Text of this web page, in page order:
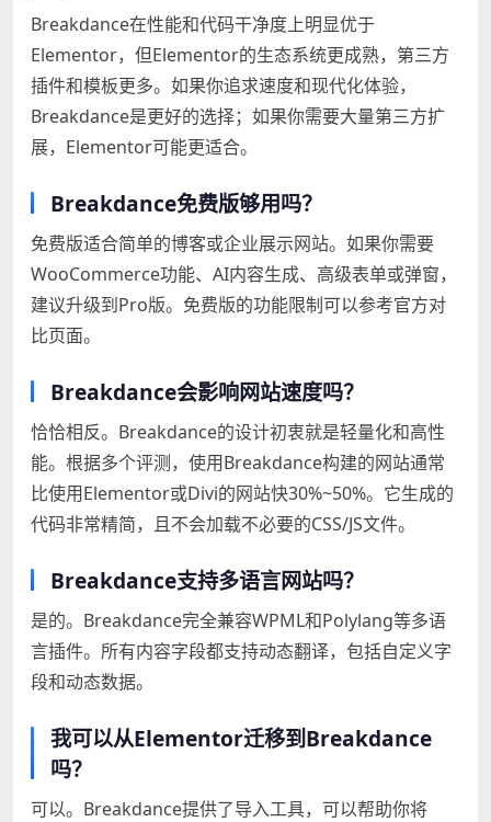
Breakdance在性能和代码干净度上明显优于
Elementor，但Elementor的生态系统更成熟，第三方
插件和模板更多。如果你追求速度和现代化体验，
Breakdance是更好的选择；如果你需要大量第三方扩
展，Elementor可能更适合。
Breakdance免费版够用吗？
免费版适合简单的博客或企业展示网站。如果你需要
WooCommerce功能、AI内容生成、高级表单或弹窗，
建议升级到Pro版。免费版的功能限制可以参考官方对
比页面。
Breakdance会影响网站速度吗？
恰恰相反。Breakdance的设计初衷就是轻量化和高性
能。根据多个评测，使用Breakdance构建的网站通常
比使用Elementor或Divi的网站快30%~50%。它生成的
代码非常精简，且不会加载不必要的CSS/JS文件。
Breakdance支持多语言网站吗？
是的。Breakdance完全兼容WPML和Polylang等多语
言插件。所有内容字段都支持动态翻译，包括自定义字
段和动态数据。
我可以从Elementor迁移到Breakdance
吗？
可以。Breakdance提供了导入工具，可以帮助你将